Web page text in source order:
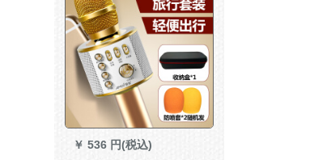
￥ 536 円(税込)